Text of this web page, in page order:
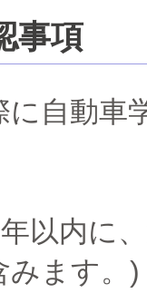
事項
に自動車
以内に
みます。